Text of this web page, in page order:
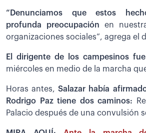
“Denunciamos que estos
profunda preocupación en
organizaciones sociales”, agrega el
El dirigente de los campesinos
miércoles en medio de la marcha
Horas antes, Salazar había
Rodrigo Paz tiene dos caminos:
Palacio después de una convulsión